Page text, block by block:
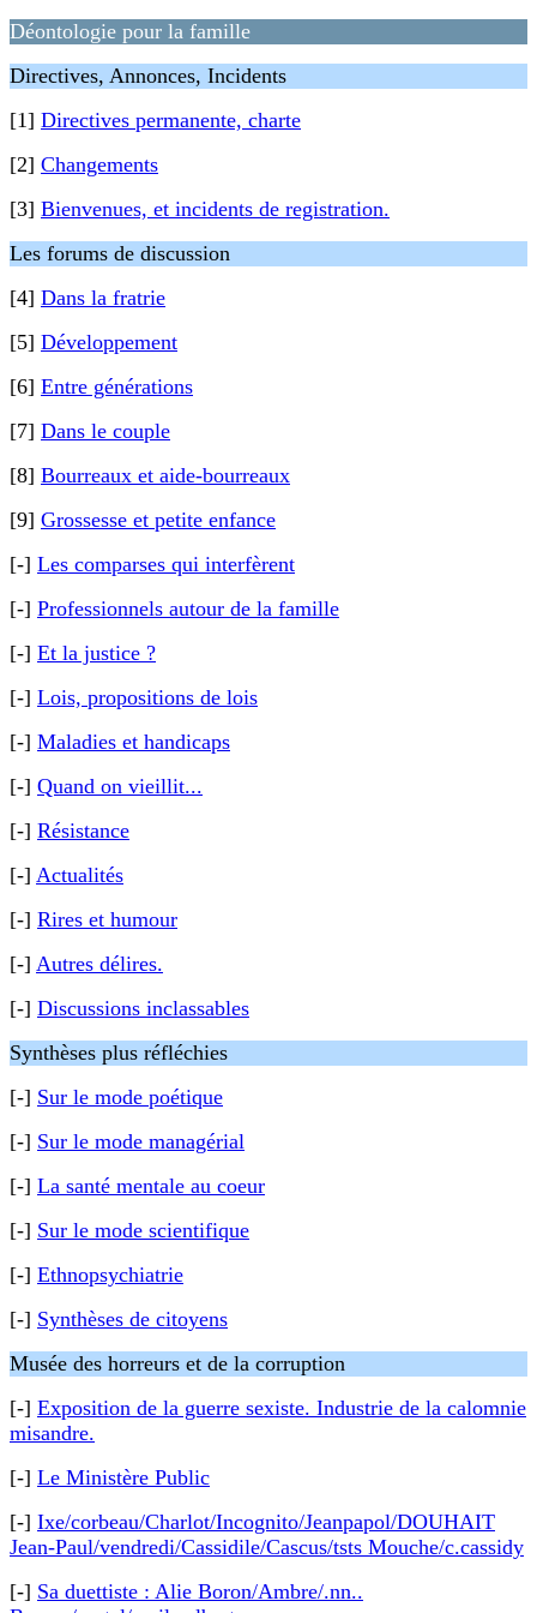
Déontologie pour la famille
Directives, Annonces, Incidents
[1] Directives permanente, charte
[2] Changements
[3] Bienvenues, et incidents de registration.
Les forums de discussion
[4] Dans la fratrie
[5] Développement
[6] Entre générations
[7] Dans le couple
[8] Bourreaux et aide-bourreaux
[9] Grossesse et petite enfance
[-] Les comparses qui interfèrent
[-] Professionnels autour de la famille
[-] Et la justice ?
[-] Lois, propositions de lois
[-] Maladies et handicaps
[-] Quand on vieillit...
[-] Résistance
[-] Actualités
[-] Rires et humour
[-] Autres délires.
[-] Discussions inclassables
Synthèses plus réfléchies
[-] Sur le mode poétique
[-] Sur le mode managérial
[-] La santé mentale au coeur
[-] Sur le mode scientifique
[-] Ethnopsychiatrie
[-] Synthèses de citoyens
Musée des horreurs et de la corruption
[-] Exposition de la guerre sexiste. Industrie de la calomnie
misandre.
[-] Le Ministère Public
[-] Ixe/corbeau/Charlot/Incognito/Jeanpapol/DOUHAIT
Jean-Paul/vendredi/Cassidile/Cascus/tsts Mouche/c.cassidy
[-] Sa duettiste : Alie Boron/Ambre/.nn..